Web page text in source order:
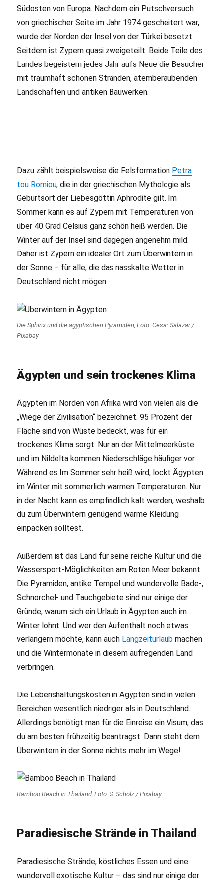
Südosten von Europa. Nachdem ein Putschversuch
von griechischer Seite im Jahr 1974 gescheitert war,
wurde der Norden der Insel von der Türkei besetzt.
Seitdem ist Zypern quasi zweigeteilt. Beide Teile des
Landes begeistern jedes Jahr aufs Neue die Besucher
mit traumhaft schönen Stränden, atemberaubenden
Landschaften und antiken Bauwerken.
Dazu zählt beispielsweise die Felsformation Petra
tou Romiou, die in der griechischen Mythologie als
Geburtsort der Liebesgöttin Aphrodite gilt. Im
Sommer kann es auf Zypern mit Temperaturen von
über 40 Grad Celsius ganz schön heiß werden. Die
Winter auf der Insel sind dagegen angenehm mild.
Daher ist Zypern ein idealer Ort zum Überwintern in
der Sonne – für alle, die das nasskalte Wetter in
Deutschland nicht mögen.
Die Sphinx und die ägyptischen Pyramiden, Foto: Cesar Salazar /
Pixabay
Ägypten und sein trockenes Klima
Ägypten im Norden von Afrika wird von vielen als die
„Wiege der Zivilisation“ bezeichnet. 95 Prozent der
Fläche sind von Wüste bedeckt, was für ein
trockenes Klima sorgt. Nur an der Mittelmeerküste
und im Nildelta kommen Niederschläge häufiger vor.
Während es Im Sommer sehr heiß wird, lockt Ägypten
im Winter mit sommerlich warmen Temperaturen. Nur
in der Nacht kann es empfindlich kalt werden, weshalb
du zum Überwintern genügend warme Kleidung
einpacken solltest.
Außerdem ist das Land für seine reiche Kultur und die
Wassersport-Möglichkeiten am Roten Meer bekannt.
Die Pyramiden, antike Tempel und wundervolle Bade-,
Schnorchel- und Tauchgebiete sind nur einige der
Gründe, warum sich ein Urlaub in Ägypten auch im
Winter lohnt. Und wer den Aufenthalt noch etwas
verlängern möchte, kann auch Langzeiturlaub machen
und die Wintermonate in diesem aufregenden Land
verbringen.
Die Lebenshaltungskosten in Ägypten sind in vielen
Bereichen wesentlich niedriger als in Deutschland.
Allerdings benötigt man für die Einreise ein Visum, das
du am besten frühzeitig beantragst. Dann steht dem
Überwintern in der Sonne nichts mehr im Wege!
Bamboo Beach in Thailand, Foto: S. Scholz / Pixabay
Paradiesische Strände in Thailand
Paradiesische Strände, köstliches Essen und eine
wundervoll exotische Kultur – das sind nur einige der